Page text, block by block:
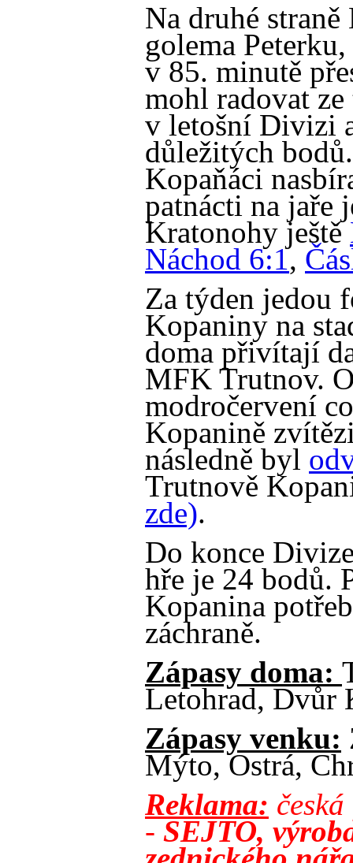
Na druhé
golema
v 85. minutě
mohl radovat
v letošní Divizi
důležitých
Kopaňáci
patnácti na jaře
Kratonohy ještě
Náchod 6:1,
Za týden jedou
Kopaniny na
doma přivítají
MFK Trutnov.
modročervení
Kopanině
následně byl
Trutnově
zde).
Do konce
hře je 24 bodů.
Kopanina
záchraně.
Zápasy doma:
Letohrad, Dvůr
Zápasy venku:
Mýto, Ostrá,
Reklama:
- SEJTO,